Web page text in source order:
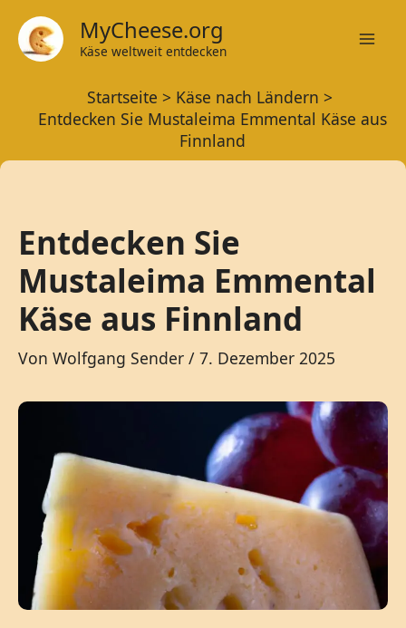
Inhalt
springen
MyCheese.org
Käse weltweit entdecken
Startseite
Käse nach Ländern
Entdecken Sie Mustaleima Emmental Käse aus
Finnland
Entdecken Sie
Mustaleima Emmental
Käse aus Finnland
Von Wolfgang Sender / 7. Dezember 2025